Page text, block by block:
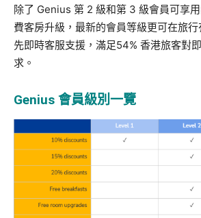
除了 Genius 第 2 級和第 3 級會員可享
費客房升級，最新的會員等級更可在旅
先即時客服支援，滿足54% 香港旅客對
求。
Genius 會員級別一覽